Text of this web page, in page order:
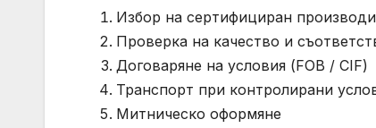
Избор на сертифициран
Проверка на качество и
Договаряне на условия (FOB / CIF)
Транспорт при контролирани
Митническо оформяне